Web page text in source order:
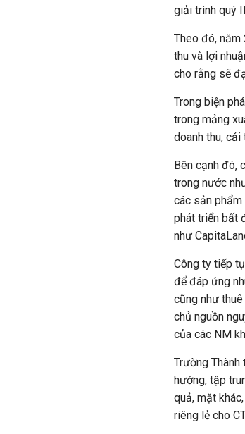
giải trình quý
Theo đó, năm
thu và lợi
cho rằng sẽ
Trong biện
trong mảng
doanh thu,
Bên cạnh đó,
trong nước
các sản
phát triển bất
như
Công ty tiếp
để đáp ứng
cũng như
chủ nguồn
của các NM
Trường
hướng, tập
quả, mặt
riêng lẻ cho